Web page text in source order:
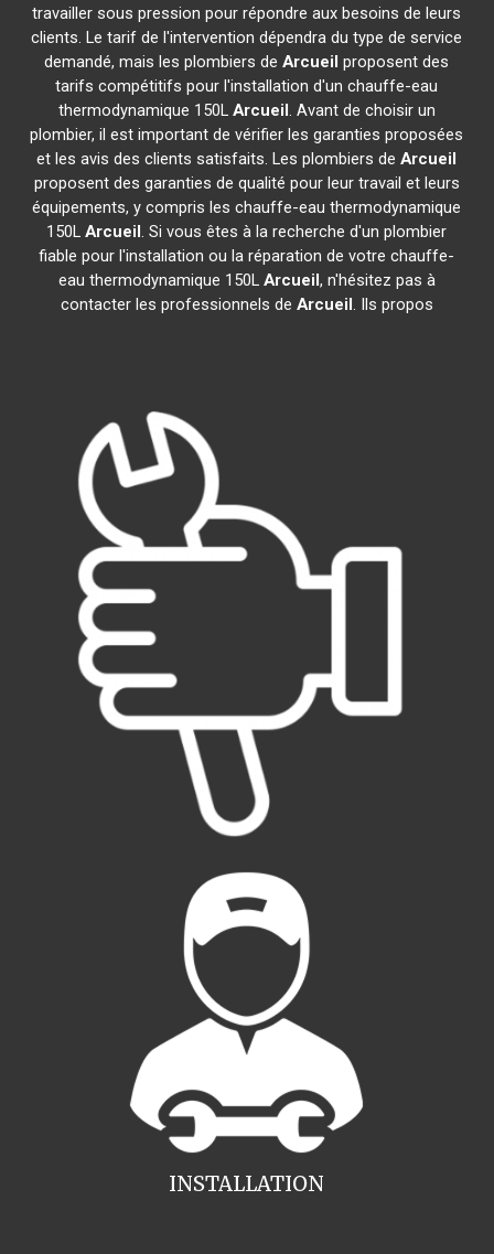
travailler sous pression pour répondre aux besoins de leurs
clients. Le tarif de l'intervention dépendra du type de service
demandé, mais les plombiers deArcueil proposent des
tarifs compétitifs pour l'installation d'un chauffe-eau
thermodynamique 150L Arcueil. Avant de choisir un
plombier, il est important de vérifier les garanties proposées
et les avis des clients satisfaits. Les plombiers deArcueil
proposent des garanties de qualité pour leur travail et leurs
équipements, y compris les chauffe-eau thermodynamique
150LArcueil. Si vous êtes à la recherche d'un plombier
fiable pour l'installation ou la réparation de votre chauffe-
eau thermodynamique 150L Arcueil, n'hésitez pas à
contacter les professionnels de Arcueil. Ils propos
INSTALLATION